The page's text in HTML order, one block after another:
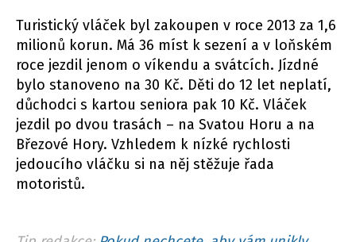
Turistický vláček byl zakoupen v roce 2013 za 1,6
milionů korun. Má 36 míst k sezení a v loňském
roce jezdil jenom o víkendu a svátcích. Jízdné
bylo stanoveno na 30 Kč. Děti do 12 let neplatí,
důchodci s kartou seniora pak 10 Kč. Vláček
jezdil po dvou trasách – na Svatou Horu a na
Březové Hory. Vzhledem k nízké rychlosti
jedoucího vláčku si na něj stěžuje řada
motoristů.